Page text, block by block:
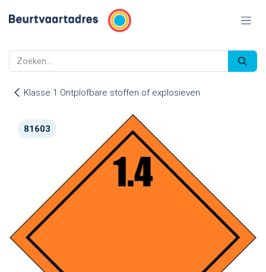
Klasse 1 Ontplofbare stoffen of explosieven
81603